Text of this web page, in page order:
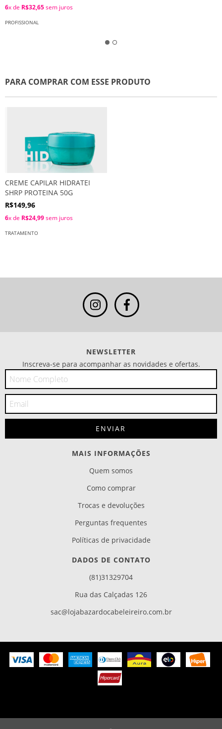
6x de R$32,65sem juros
PROFISSIONAL
PARA COMPRAR COM ESSE PRODUTO
CREME CAPILAR HIDRATEI
SHRP PROTEINA 50G
R$149,96
6x de R$24,99sem juros
TRATAMENTO
NEWSLETTER
Inscreva-se para acompanhar as novidades e ofertas.
MAIS INFORMAÇÕES
Quem somos
Como comprar
Trocas e devoluções
Perguntas frequentes
Políticas de privacidade
DADOS DE CONTATO
(81)31329704
Rua das Calçadas 126
sac@lojabazardocabeleireiro.com.br